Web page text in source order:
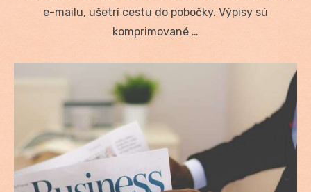
e-mailu, ušetrí cestu do pobočky. Výpisy sú
komprimované …